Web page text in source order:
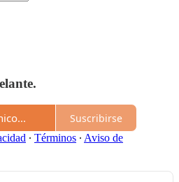
Suscribirse
∙ Términos ∙ Aviso de